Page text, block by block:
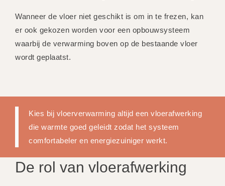
Wanneer de vloer niet geschikt is om in te frezen, kan
er ook gekozen worden voor een opbouwsysteem
waarbij de verwarming boven op de bestaande vloer
wordt geplaatst.
Kies bij vloerverwarming altijd een vloerafwerking
die warmte goed geleidt zodat het systeem
comfortabeler en energiezuiniger werkt.
De rol van vloerafwerking